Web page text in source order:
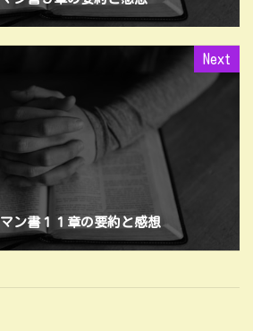
Next
ン書１１章の要約と感想